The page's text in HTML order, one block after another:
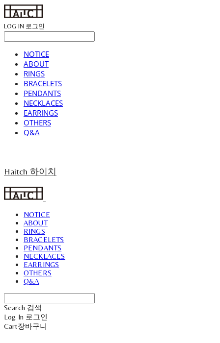
LOG IN 로그인
NOTICE
ABOUT
RINGS
BRACELETS
PENDANTS
NECKLACES
EARRINGS
OTHERS
Q&A
Haitch 하이치
NOTICE
ABOUT
RINGS
BRACELETS
PENDANTS
NECKLACES
EARRINGS
OTHERS
Q&A
Search 검색
Log In 로그인
Cart장바구니